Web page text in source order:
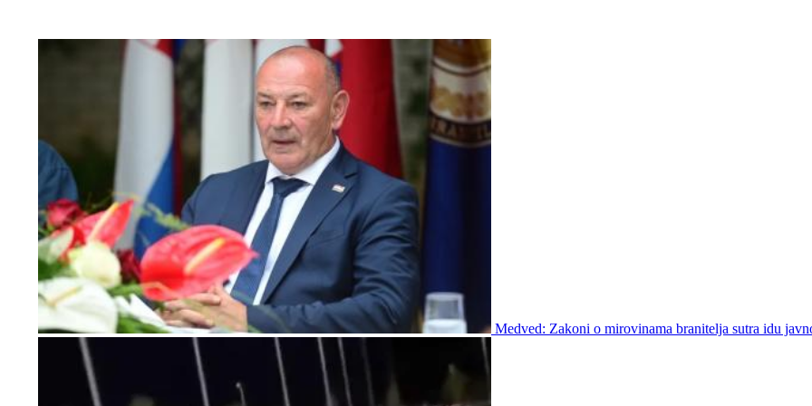
Medved: Zakoni o mirovinama branitelja sutra idu